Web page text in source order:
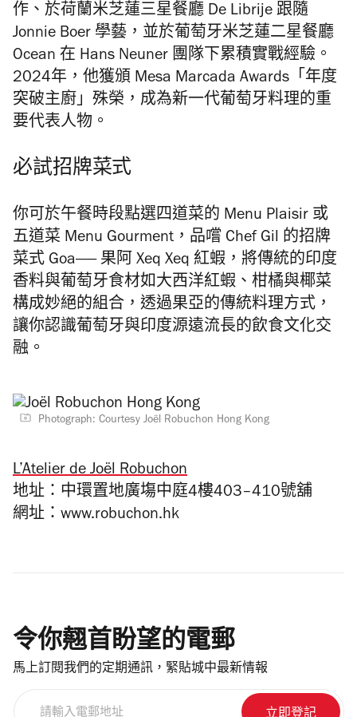
作、於荷蘭米芝蓮三星餐廳 De Librije 跟隨
Jonnie Boer 學藝，並於葡萄牙米芝蓮二星餐廳
Ocean 在 Hans Neuner 團隊下累積實戰經驗。
2024年，他獲頒 Mesa Marcada Awards「年度
突破主廚」殊榮，成為新一代葡萄牙料理的重
要代表人物。
必試招牌菜式
你可於午餐時段點選四道菜的 Menu Plaisir 或
五道菜 Menu Gourment，品嚐 Chef Gil 的招牌
菜式 Goa—— 果阿 Xeq Xeq 紅蝦，將傳統的印度
香料與葡萄牙食材如大西洋紅蝦、柑橘與椰菜
構成妙絕的組合，透過果亞的傳統料理方式，
讓你認識葡萄牙與印度源遠流長的飲食文化交
融。
Photograph: Courtesy Joël Robuchon Hong Kong
L’Atelier de Joël Robuchon
地址：中環置地廣塲中庭4樓403–410號舖
網址：www.robuchon.hk
令你翹首盼望的電郵
馬上訂閱我們的定期通訊，緊貼城中最新情報